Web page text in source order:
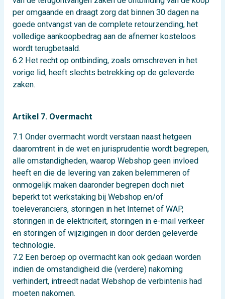
per omgaande en draagt zorg dat binnen 30 dagen na
goede ontvangst van de complete retourzending, het
volledige aankoopbedrag aan de afnemer kosteloos
wordt terugbetaald.
6.2 Het recht op ontbinding, zoals omschreven in het
vorige lid, heeft slechts betrekking op de geleverde
zaken.
Artikel 7. Overmacht
7.1 Onder overmacht wordt verstaan naast hetgeen
daaromtrent in de wet en jurisprudentie wordt begrepen,
alle omstandigheden, waarop Webshop geen invloed
heeft en die de levering van zaken belemmeren of
onmogelijk maken daaronder begrepen doch niet
beperkt tot werkstaking bij Webshop en/of
toeleveranciers, storingen in het Internet of WAP,
storingen in de elektriciteit, storingen in e-mail verkeer
en storingen of wijzigingen in door derden geleverde
technologie.
7.2 Een beroep op overmacht kan ook gedaan worden
indien de omstandigheid die (verdere) nakoming
verhindert, intreedt nadat Webshop de verbintenis had
moeten nakomen.